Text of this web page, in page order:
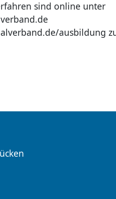
sind online unter
ausbildung